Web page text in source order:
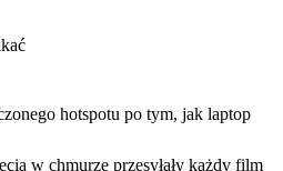
hotspotu po tym, jak laptop
w chmurze przesyłały każdy film